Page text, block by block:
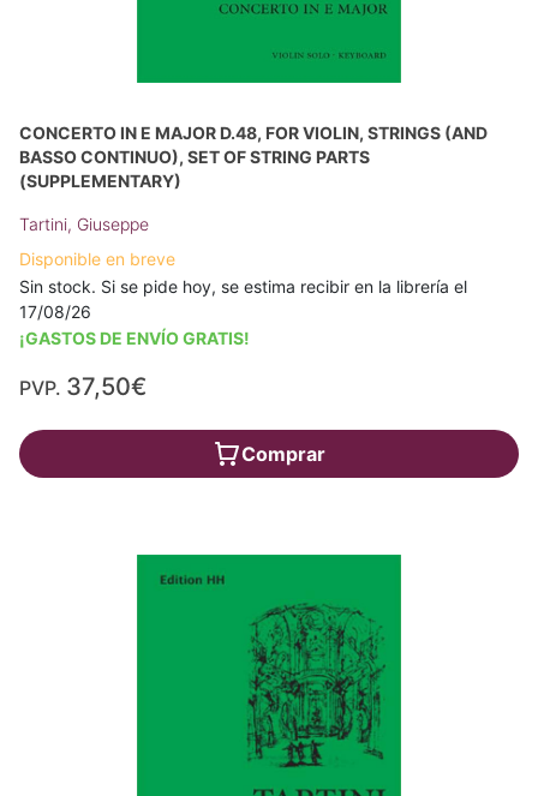
CONCERTO IN E MAJOR D.48, FOR VIOLIN, STRINGS (AND
BASSO CONTINUO), SET OF STRING PARTS
(SUPPLEMENTARY)
Tartini, Giuseppe
Disponible en breve
Sin stock. Si se pide hoy, se estima recibir en la librería el
17/08/26
¡GASTOS DE ENVÍO GRATIS!
PVP. 37,50€
Comprar